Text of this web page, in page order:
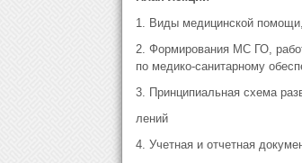
1. Виды медицинской
2. Формирования МС ГО,
по медико-санитарному
3. Принципиальная схема
лений
4. Учетная и отчетная